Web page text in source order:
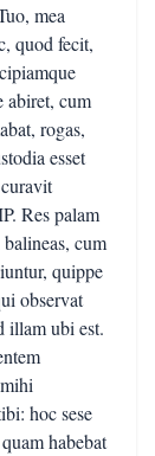
mea
quod fecit,
abiret, cum
rogas,
esset
Res palam
cum
quippe
observat
illam ubi est.
hoc sese
habebat